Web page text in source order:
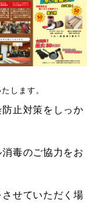
します。
止対策をしっか
毒のご協力をお
せていただく場